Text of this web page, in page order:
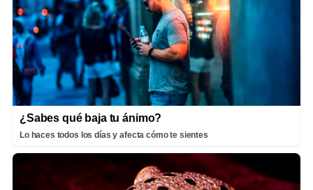
¿Sabes qué baja tu ánimo?
Lo haces todos los días y afecta cómo te sientes